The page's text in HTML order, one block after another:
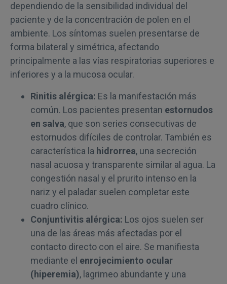
dependiendo de la sensibilidad individual del
paciente y de la concentración de polen en el
ambiente. Los síntomas suelen presentarse de
forma bilateral y simétrica, afectando
principalmente a las vías respiratorias superiores e
inferiores y a la mucosa ocular.
Rinitis alérgica: Es la manifestación más
común. Los pacientes presentan estornudos
en salva, que son series consecutivas de
estornudos difíciles de controlar. También es
característica la hidrorrea, una secreción
nasal acuosa y transparente similar al agua. La
congestión nasal y el prurito intenso en la
nariz y el paladar suelen completar este
cuadro clínico.
Conjuntivitis alérgica: Los ojos suelen ser
una de las áreas más afectadas por el
contacto directo con el aire. Se manifiesta
mediante el enrojecimiento ocular
(hiperemia), lagrimeo abundante y una